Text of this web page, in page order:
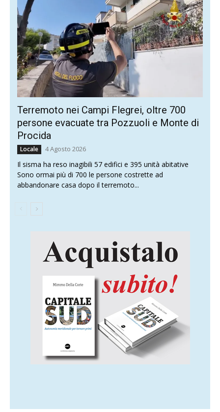
Terremoto nei Campi Flegrei, oltre 700
persone evacuate tra Pozzuoli e Monte di
Procida
Locale 4 Agosto 2026
Il sisma ha reso inagibili 57 edifici e 395 unità abitative
Sono ormai più di 700 le persone costrette ad
abbandonare casa dopo il terremoto...